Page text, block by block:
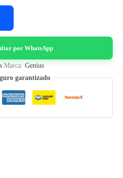
por WhatsApp
Marca:Genius
garantizado